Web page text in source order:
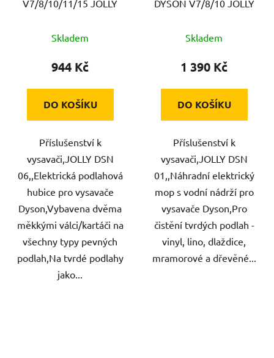
V7/8/10/11/15 JOLLY
Skladem
944 Kč
DO KOŠÍKU
Příslušenství k
vysavači,JOLLY DSN
06,,Elektrická podlahová
hubice pro vysavače
Dyson,Vybavena dvěma
měkkými válci/kartáči na
všechny typy pevných
podlah,Na tvrdé podlahy
jako...
DYSON V7/8/10 JOLLY
Skladem
1 390 Kč
DO KOŠÍKU
Příslušenství k
vysavači,JOLLY DSN
01,,Náhradní elektrický
mop s vodní nádrží pro
vysavače Dyson,Pro
čistění tvrdých podlah -
vinyl, lino, dlaždice,
mramorové a dřevěné...